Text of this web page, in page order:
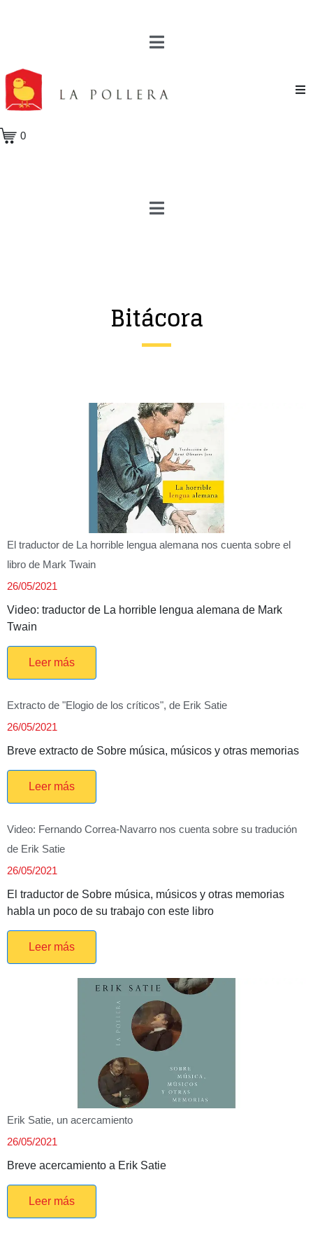
0
Bitácora
El traductor de La horrible lengua alemana nos cuenta sobre el
libro de Mark Twain
26/05/2021
Video: traductor de La horrible lengua alemana de Mark
Twain
Leer más
Extracto de "Elogio de los críticos", de Erik Satie
26/05/2021
Breve extracto de Sobre música, músicos y otras memorias
Leer más
Video: Fernando Correa-Navarro nos cuenta sobre su tradución
de Erik Satie
26/05/2021
El traductor de Sobre música, músicos y otras memorias
habla un poco de su trabajo con este libro
Leer más
Erik Satie, un acercamiento
26/05/2021
Breve acercamiento a Erik Satie
Leer más